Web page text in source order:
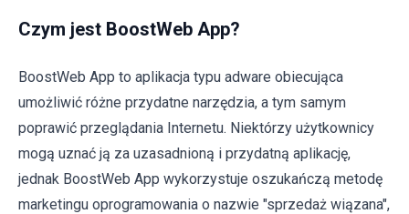
Czym jest BoostWeb App?
BoostWeb App to aplikacja typu adware obiecująca
umożliwić różne przydatne narzędzia, a tym samym
poprawić przeglądania Internetu. Niektórzy użytkownicy
mogą uznać ją za uzasadnioną i przydatną aplikację,
jednak BoostWeb App wykorzystuje oszukańczą metodę
marketingu oprogramowania o nazwie "sprzedaż wiązana",